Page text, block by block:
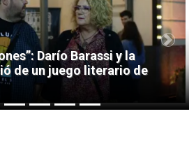
Darío Barassi y la
de un juego literario de
Next